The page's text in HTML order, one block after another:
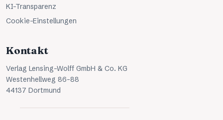
KI-Transparenz
Cookie-Einstellungen
Kontakt
Verlag Lensing-Wolff GmbH & Co. KG
Westenhellweg 86-88
44137 Dortmund